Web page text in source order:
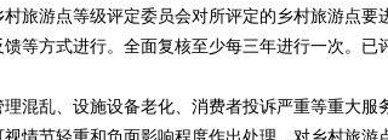
游点等级评定委员会对所评定的乡村旅游点要
等方式进行。全面复核至少每三年进行一次。
乱、设施设备老化、消费者投诉严重等重大服
情节轻重和负面影响程度作出处理。对乡村旅